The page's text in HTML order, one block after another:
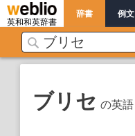
英和和英辞書
辞書 例文
ブリセ の英語